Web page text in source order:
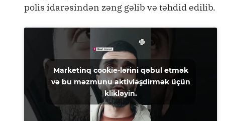
polis idarəsindən zəng gəlib və təhdid edilib.
Marketinq cookie-lərini qəbul etmək
və bu məzmunu aktivləşdirmək üçün
klikləyin.